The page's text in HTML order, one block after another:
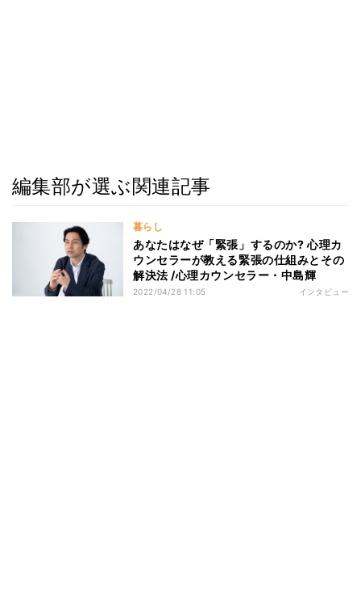
編集部が選ぶ関連記事
暮らし
あなたはなぜ「緊張」するのか? 心理カ
ウンセラーが教える緊張の仕組みとその
解決法 /心理カウンセラー・中島輝
2022/04/28 11:05 インタビュー